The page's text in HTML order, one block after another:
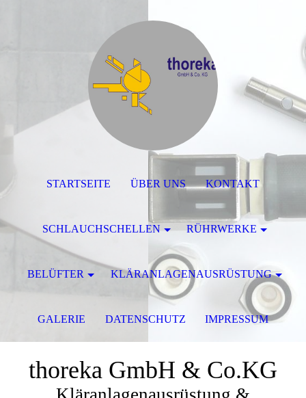
thoreka GmbH & Co.KG
STARTSEITE ÜBER UNS KONTAKT
SCHLAUCHSCHELLEN RÜHRWERKE
BELÜFTER KLÄRANLAGENAUSRÜSTUNG
GALERIE DATENSCHUTZ IMPRESSUM